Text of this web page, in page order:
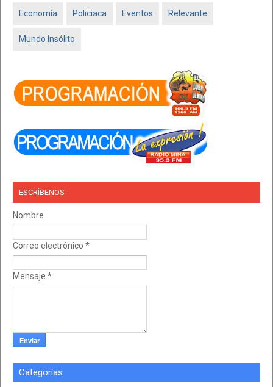
Economía Policiaca Eventos Relevante
Mundo Insólito
ESCRÍBENOS
Nombre
Correo electrónico *
Mensaje *
Categorías